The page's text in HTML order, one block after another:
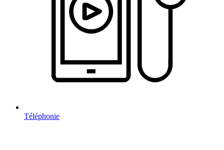
Téléphonie